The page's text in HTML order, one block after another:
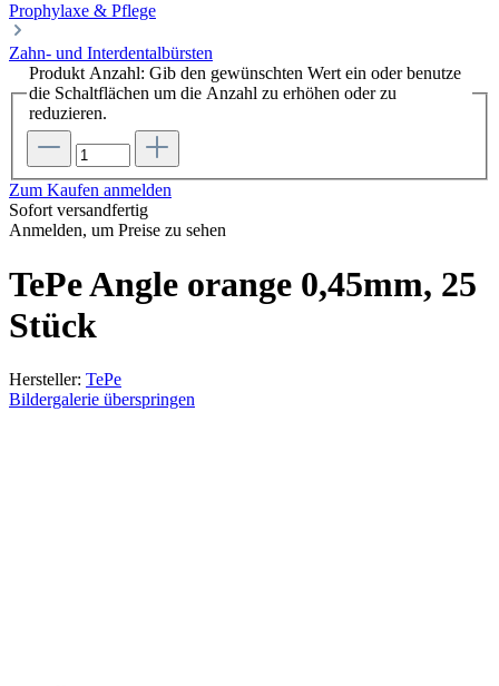
Prophylaxe & Pflege
Zahn- und Interdentalbürsten
Produkt Anzahl: Gib den gewünschten Wert ein oder benutze
die Schaltflächen um die Anzahl zu erhöhen oder zu
reduzieren.
Zum Kaufen anmelden
Sofort versandfertig
Anmelden, um Preise zu sehen
TePe Angle orange 0,45mm, 25
Stück
Hersteller: TePe
Bildergalerie überspringen